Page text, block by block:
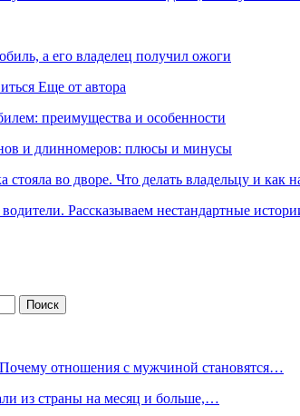
а его владелец получил ожоги
Еще от автора
преимущества и особенности
и длинномеров: плюсы и минусы
во дворе. Что делать владельцу и как
Рассказываем нестандартные
отношения с мужчиной становятся…
из страны на месяц и больше,…